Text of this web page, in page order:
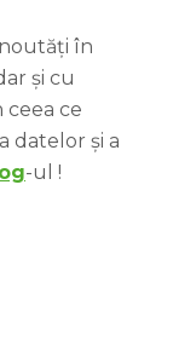
în
și cu
ce
datelor și a
-ul !